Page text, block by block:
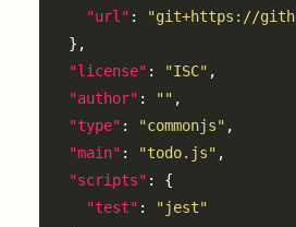
"url" :
"git+https://
"license" : "ISC"
"author" : ""
"type" : "commonjs"
"main" : "todo.js"
"scripts"
"test" :
"jest"